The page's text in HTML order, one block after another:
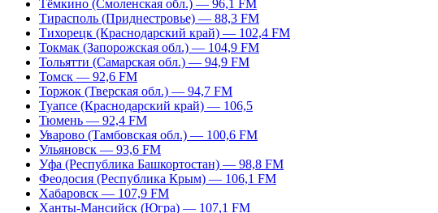
Тёмкино (Смоленская обл.) — 96,1 FM
Тирасполь (Приднестровье) — 88,3 FM
Тихорецк (Краснодарский край) — 102,4 FM
Токмак (Запорожская обл.) — 104,9 FM
Тольятти (Самарская обл.) — 94,9 FM
Томск — 92,6 FM
Торжок (Тверская обл.) — 94,7 FM
Туапсе (Краснодарский край) — 106,5
Тюмень — 92,4 FM
Уварово (Тамбовская обл.) — 100,6 FM
Ульяновск — 93,6 FM
Уфа (Республика Башкортостан) — 98,8 FM
Феодосия (Республика Крым) — 106,1 FM
Хабаровск — 107,9 FM
Ханты-Мансийск (Югра) — 107,1 FM